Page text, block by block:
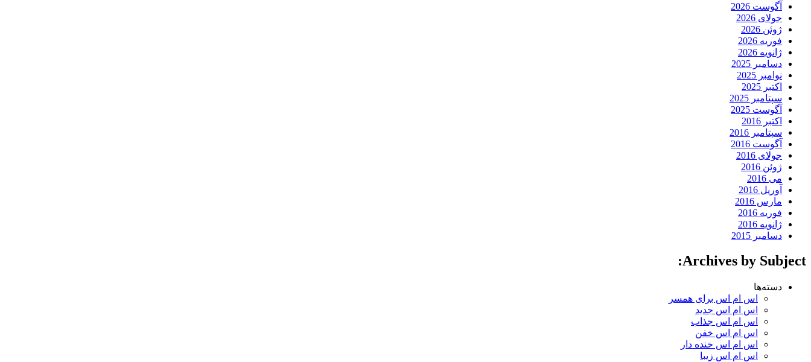
آگوست 2026
جولای 2026
ژوئن 2026
فوریه 2026
ژانویه 2026
دسامبر 2025
نوامبر 2025
اکتبر 2025
سپتامبر 2025
آگوست 2025
اکتبر 2016
سپتامبر 2016
آگوست 2016
جولای 2016
ژوئن 2016
می 2016
آوریل 2016
مارس 2016
فوریه 2016
ژانویه 2016
دسامبر 2015
Archives by Subject:
دسته‌ها
اس ام اس برای همسر
اس ام اس جدید
اس ام اس جذاب
اس ام اس خفن
اس ام اس خنده دار
اس ام اس زیبا